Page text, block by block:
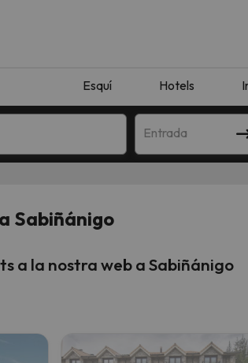
Esquí Hotels
Entrada
que coincideixin amb la teva cerca.
Sabiñánigo
a la nostra web a Sabiñánigo